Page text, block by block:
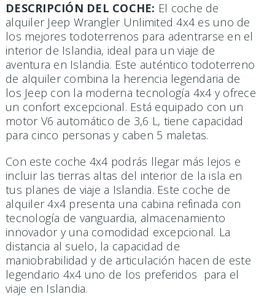
DESCRIPCIÓN DEL COCHE: El coche de
alquiler Jeep Wrangler Unlimited 4x4 es uno de
los mejores todoterrenos para adentrarse en el
interior de Islandia, ideal para un viaje de
aventura en Islandia. Este auténtico todoterreno
de alquiler combina la herencia legendaria de
los Jeep con la moderna tecnología 4x4 y ofrece
un confort excepcional. Está equipado con un
motor V6 automático de 3,6 L, tiene capacidad
para cinco personas y caben 5 maletas.
Con este coche 4x4 podrás llegar más lejos e
incluir las tierras altas del interior de la isla en
tus planes de viaje a Islandia. Este coche de
alquiler 4x4 presenta una cabina refinada con
tecnología de vanguardia, almacenamiento
innovador y una comodidad excepcional. La
distancia al suelo, la capacidad de
maniobrabilidad y de articulación hacen de este
legendario 4x4 uno de los preferidos para el
viaje en Islandia.